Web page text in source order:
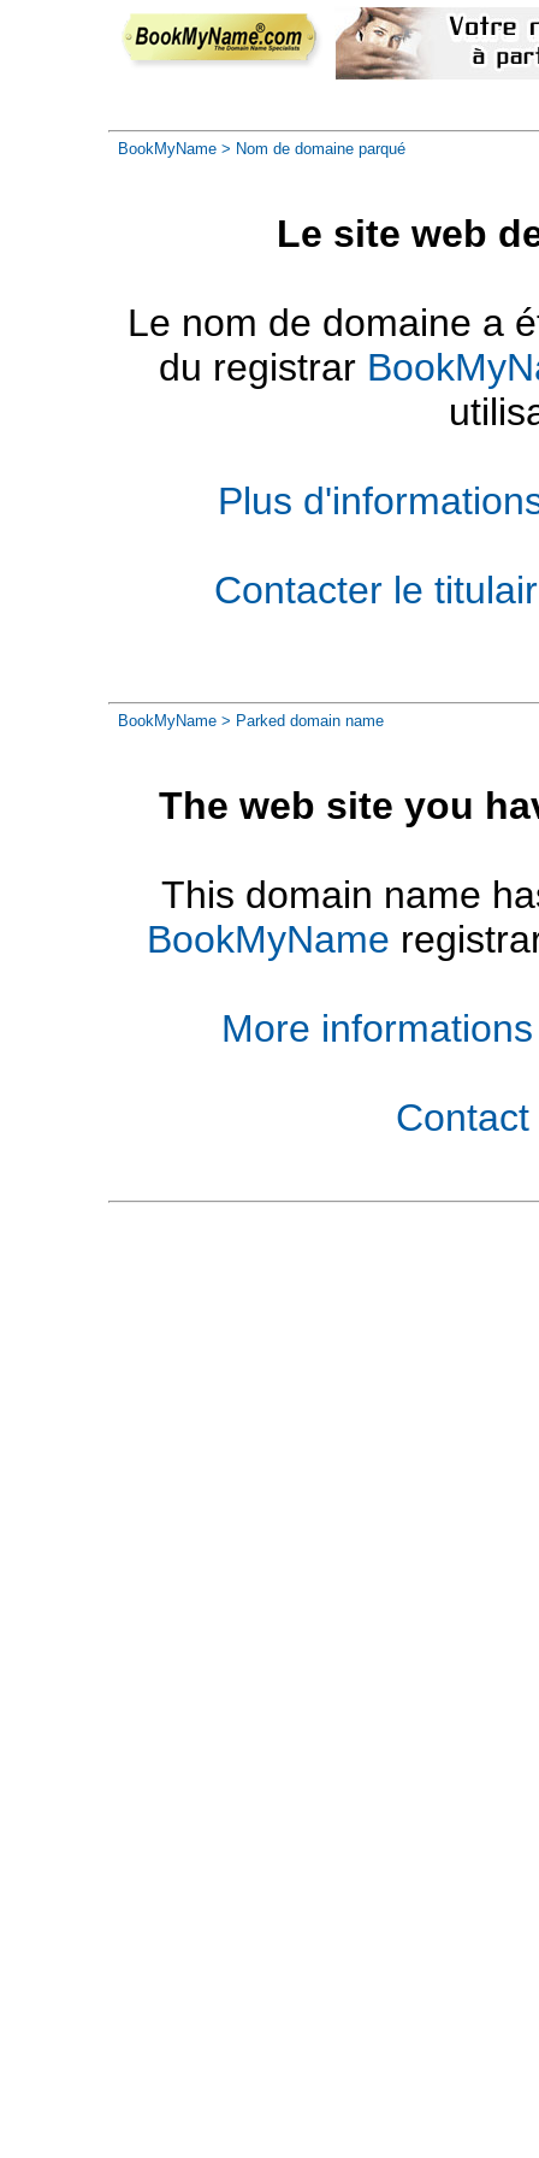
BookMyName > Nom de domaine parqué
Le site web
Le nom de domaine a
du registrar
Plus
Contacter le
BookMyName > Parked domain name
The web site you
This domain name
BookMyName
More